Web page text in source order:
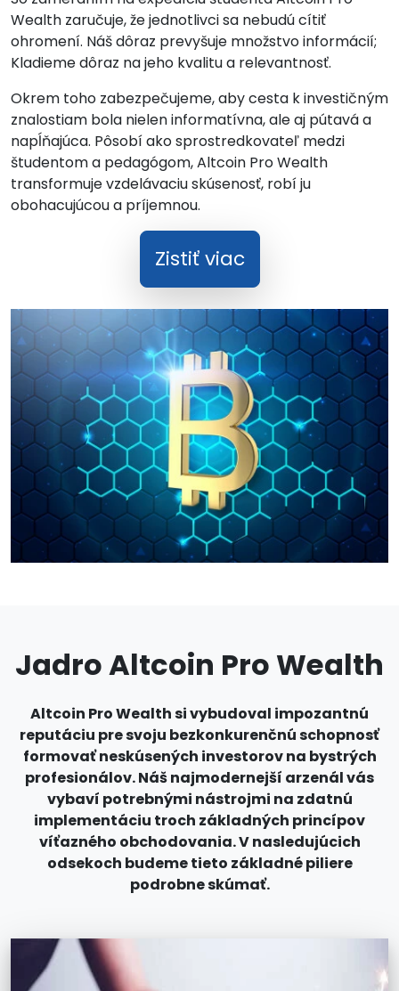
Wealth zaručuje, že jednotlivci sa nebudú cítiť
ohromení. Náš dôraz prevyšuje množstvo informácií;
Kladieme dôraz na jeho kvalitu a relevantnosť.
Okrem toho zabezpečujeme, aby cesta k investičným
znalostiam bola nielen informatívna, ale aj pútavá a
napĺňajúca. Pôsobí ako sprostredkovateľ medzi
študentom a pedagógom, Altcoin Pro Wealth
transformuje vzdelávaciu skúsenosť, robí ju
obohacujúcou a príjemnou.
Zistiť viac
Jadro Altcoin Pro Wealth
Altcoin Pro Wealth si vybudoval impozantnú
reputáciu pre svoju bezkonkurenčnú schopnosť
formovať neskúsených investorov na bystrých
profesionálov. Náš najmodernejší arzenál vás
vybaví potrebnými nástrojmi na zdatnú
implementáciu troch základných princípov
víťazného obchodovania. V nasledujúcich
odsekoch budeme tieto základné piliere
podrobne skúmať.